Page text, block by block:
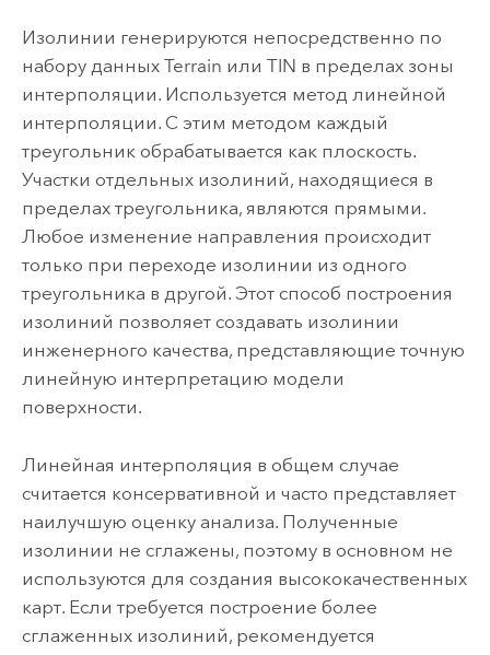
Изолинии генерируются непосредственно по
набору данных Terrain или TIN в пределах зоны
интерполяции. Используется метод линейной
интерполяции. С этим методом каждый
треугольник обрабатывается как плоскость.
Участки отдельных изолиний, находящиеся в
пределах треугольника, являются прямыми.
Любое изменение направления происходит
только при переходе изолинии из одного
треугольника в другой. Этот способ построения
изолиний позволяет создавать изолинии
инженерного качества, представляющие точную
линейную интерпретацию модели
поверхности.
Линейная интерполяция в общем случае
считается консервативной и часто представляет
наилучшую оценку анализа. Полученные
изолинии не сглажены, поэтому в основном не
используются для создания высококачественных
карт. Если требуется построение более
сглаженных изолиний, рекомендуется